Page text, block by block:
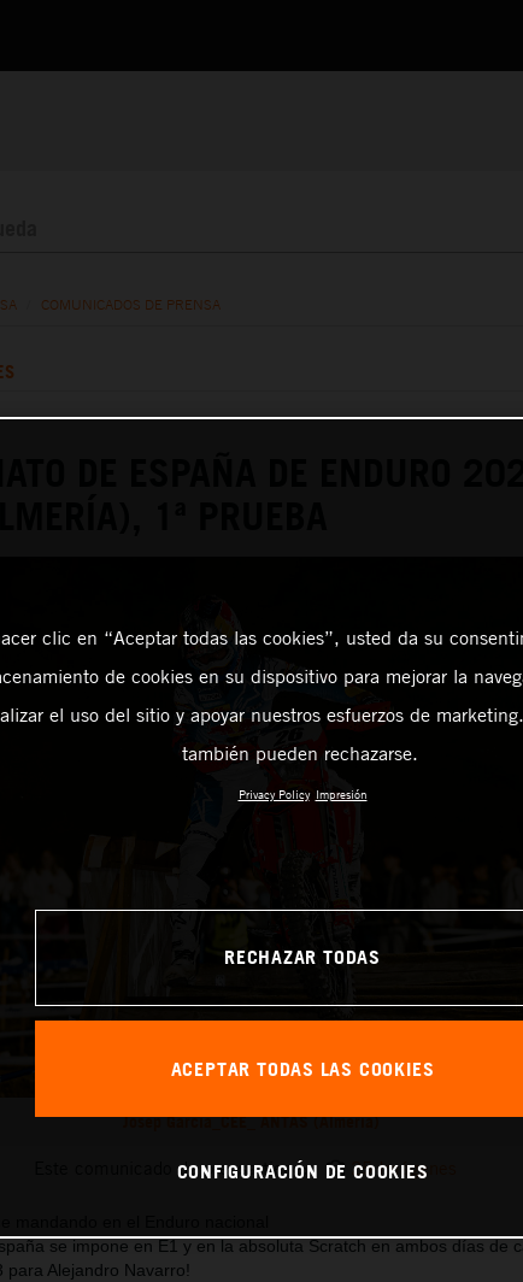
COMUNICADOS DE PRENSA
DE ESPAÑA DE ENDURO
1ª PRUEBA
Josep García_CEE_ ANTAS (Almería)
Este comunicado de prensa tiene: 25 Imágenes
se impone en E1 y en la absoluta Scratch en ambos días de
para Alejandro Navarro!
clic en “Aceptar todas las cookies”, usted da su
de cookies en su dispositivo para mejorar la
el uso del sitio y apoyar nuestros esfuerzos de
también pueden rechazarse.
Privacy Policy Impresión
RECHAZAR TODAS
ACEPTAR TODAS LAS COOKIES
CONFIGURACIÓN DE COOKIES